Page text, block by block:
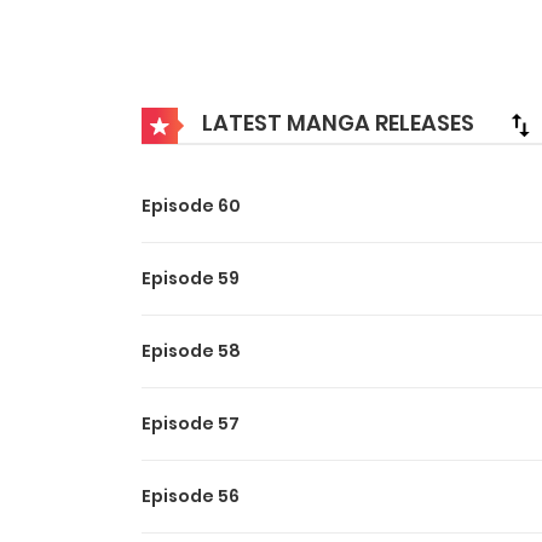
Jun Jiu, médecin et chercheuse, se retrouve
identité. Forte d’une détermination
Source:
LATEST MANGA RELEASES
Episode 60
Episode 59
Episode 58
Episode 57
Episode 56